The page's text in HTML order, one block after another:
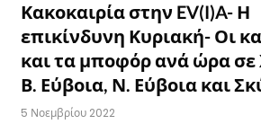
Κακοκαιρία στην EV(I)A- Η
επικίνδυνη Κυριακή- Οι
και τα μποφόρ ανά ώρα σε
Β. Εύβοια, Ν. Εύβοια και
5 Νοεμβρίου 2022